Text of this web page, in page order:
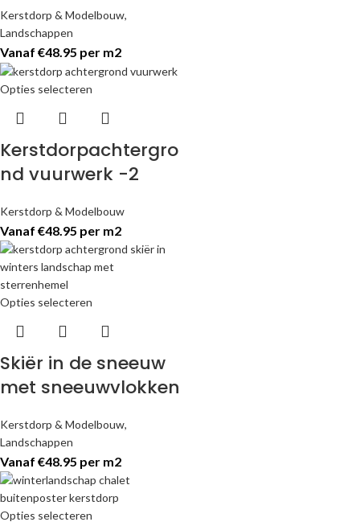
Kerstdorp & Modelbouw,
Landschappen
Vanaf €48.95 per m2
Opties selecteren
Kerstdorpachtergro
nd vuurwerk -2
Kerstdorp & Modelbouw
Vanaf €48.95 per m2
Opties selecteren
Skiër in de sneeuw
met sneeuwvlokken
Kerstdorp & Modelbouw,
Landschappen
Vanaf €48.95 per m2
Opties selecteren